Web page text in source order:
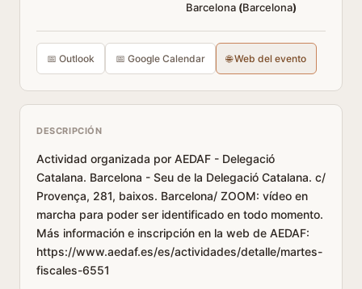
Barcelona (Barcelona)
📅 Outlook 📅 Google Calendar 🌐 Web del evento
DESCRIPCIÓN
Actividad organizada por AEDAF - Delegació
Catalana. Barcelona - Seu de la Delegació Catalana. c/
Provença, 281, baixos. Barcelona/ ZOOM: vídeo en
marcha para poder ser identificado en todo momento.
Más información e inscripción en la web de AEDAF:
https://www.aedaf.es/es/actividades/detalle/martes-
fiscales-6551